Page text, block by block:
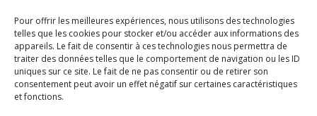
Pour offrir les meilleures expériences, nous utilisons des technologies
telles que les cookies pour stocker et/ou accéder aux informations des
appareils. Le fait de consentir à ces technologies nous permettra de
traiter des données telles que le comportement de navigation ou les ID
uniques sur ce site. Le fait de ne pas consentir ou de retirer son
consentement peut avoir un effet négatif sur certaines caractéristiques
et fonctions.